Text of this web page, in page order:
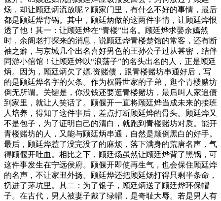
炀，却让顾廷炳流放呢？顾家门里，有什么不好的事情，最后
都是顾廷烨背锅。其中，顾廷炳做的这两件事情，让顾廷烨恨
透了他！其一：让顾廷烨在“青楼”出名。顾廷烨求娶余嫣然
时，余阁老打探来的消息，说顾廷烨青楼楚馆的常客，还有断
袖之癖，与京城几个出名喜好男色的王孙公子过从甚密，结伴
同游小倌馆！让顾廷烨以“浪荡子”的名头出名的人，正是顾廷
炳。因为，顾廷炳欠了嫖.资赌债，跟青楼赌坊串通好后，写
的是顾廷烨名字的欠条。作为权爵世家的子弟，逛个青楼赌坊
倒无所谓。关键是，你没钱还要逛青楼赌坊，最后叫人家追债
到家里，就让人笑话了。顾偃开一直将顾廷烨当成未来的接班
人培养，得知了这件事后，差点打断顾廷烨的骨头。顾廷烨又
不是包子，为了证明自己的清白，就跑到青楼赌坊对质。能开
青楼赌坊的人，又能与顾廷炳串通，自然是颠倒黑白的好手。
最后，顾廷烨惹了没完没了的麻烦，落下满身的荒唐名声，气
得顾偃开吐血。相比之下，顾廷炀虽然让顾廷烨背了黑锅，可
这件事发生在宁远侯府。顾偃开即使再生气，也会保住顾廷烨
的名声，不让家丑外扬。顾廷烨还把顾廷炀打得只剩半条命，
扔进了茅坑里。其二：为了银子，顾廷炳送了顾廷烨环保帽
子。在古代，男人被妻子戴了绿帽，是奇耻大辱。若是男人有